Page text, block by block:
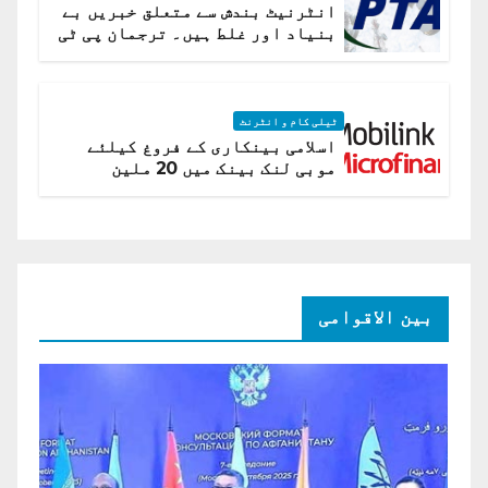
انٹرنیٹ بندش سے متعلق خبریں بے
بنیاد اور غلط ہیں۔ ترجمان پی ٹی
ٹیلی کام و انٹرنٹ
اسلامی بینکاری کے فروغ کیلئے
موبی لنک بینک میں 20 ملین
بین الاقوامی